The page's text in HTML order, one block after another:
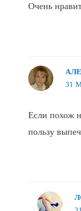
Очень
31
Если похож
пользу